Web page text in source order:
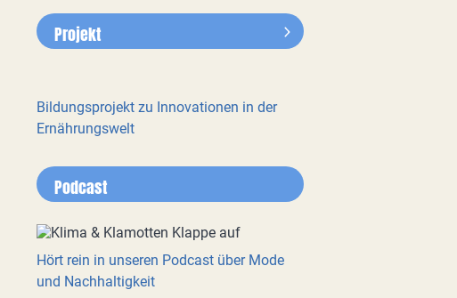
Projekt
Bildungsprojekt zu Innovationen in der
Ernährungswelt
Podcast
Hört rein in unseren Podcast über Mode
und Nachhaltigkeit